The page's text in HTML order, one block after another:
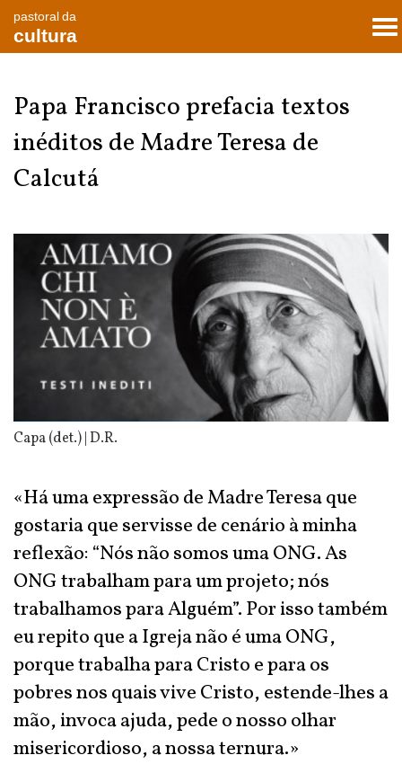
pastoral da
cultura
Papa Francisco prefacia textos
inéditos de Madre Teresa de
Calcutá
Capa (det.) | D.R.
«Há uma expressão de Madre Teresa que
gostaria que servisse de cenário à minha
reflexão: “Nós não somos uma ONG. As
ONG trabalham para um projeto; nós
trabalhamos para Alguém”. Por isso também
eu repito que a Igreja não é uma ONG,
porque trabalha para Cristo e para os
pobres nos quais vive Cristo, estende-lhes a
mão, invoca ajuda, pede o nosso olhar
misericordioso, a nossa ternura.»